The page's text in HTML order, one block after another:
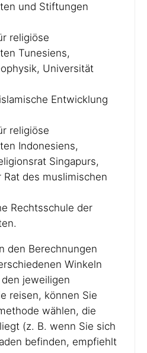
und Stiftungen
religiöse
Tunesiens,
Universität
Entwicklung
religiöse
Indonesiens,
Singapurs,
Rat des muslimischen
Rechtsschule der
den Berechnungen
Winkeln
jeweiligen
reisen, können Sie
wählen, die
(z. B. wenn Sie sich
befinden, empfiehlt